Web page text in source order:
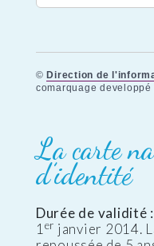
© Direction de
comarquage developpé
La carte
d’identité
Durée de validité
1 er janvier 2014.